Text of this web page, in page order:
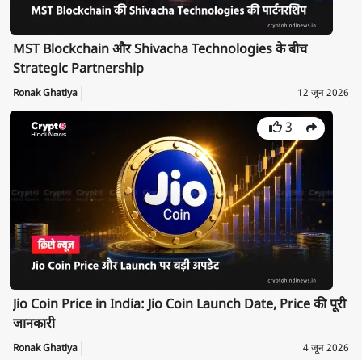
MST Blockchain और Shivacha Technologies के बीच
Strategic Partnership
Ronak Ghatiya 12 जून 2026
3
Jio Coin Price in India: Jio Coin Launch Date, Price की पूरी
जानकारी
Ronak Ghatiya 4 जून 2026